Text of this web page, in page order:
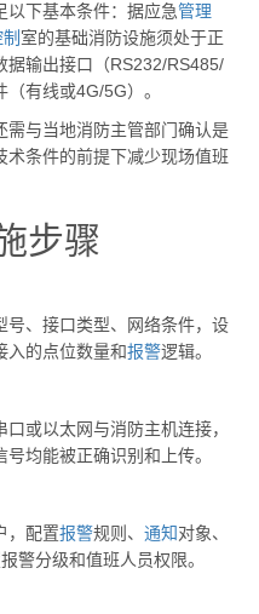
以下基本条件：据应急管理
室的基础消防设施须处于正
据输出接口（RS232/RS485/
有线或4G/5G）。
需与当地消防主管部门确认是
术条件的前提下减少现场值班
步骤
号、接口类型、网络条件，设
入的点位数量和报警逻辑。
口或以太网与消防主机连接，
号均能被正确识别和上传。
，配置报警规则、 通知对象、
警分级和值班人员权限。